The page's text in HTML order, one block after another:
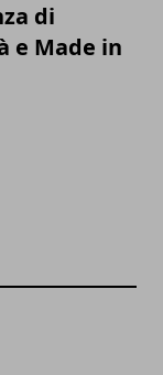
di
e Made in